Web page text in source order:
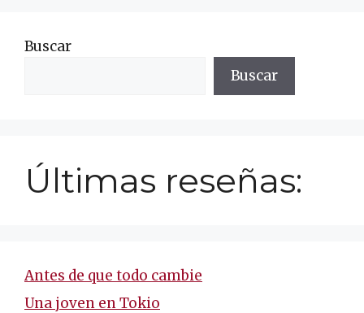
Buscar
Buscar
Últimas reseñas:
Antes de que todo cambie
Una joven en Tokio